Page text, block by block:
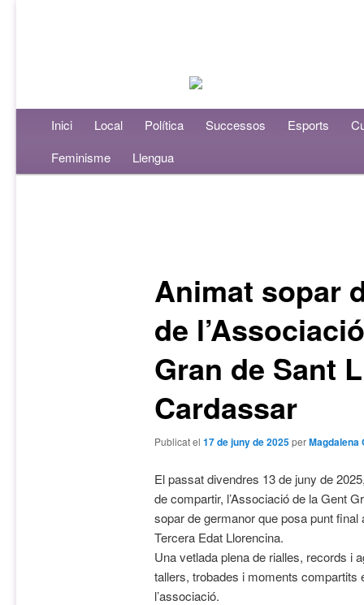
Menú principalAneu al contingut principal
Aneu al contingut secundari
Inici Local Política Successos Esports
Feminisme
Llengua
Animat sopar
de
Gran de Sant
Cardassar
Publicat el 17 de juny de 2025perMagdalena
El passat divendres 13 de juny de
de compartir, l’Associació de la Gent
sopar de germanor que posa punt
Tercera Edat Llorencina.
Una vetlada plena de rialles, records i
tallers, trobades i moments compartits
l’associació.